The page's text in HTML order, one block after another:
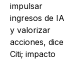
impulsar
ingresos de IA
y valorizar
acciones, dice
Citi; impacto